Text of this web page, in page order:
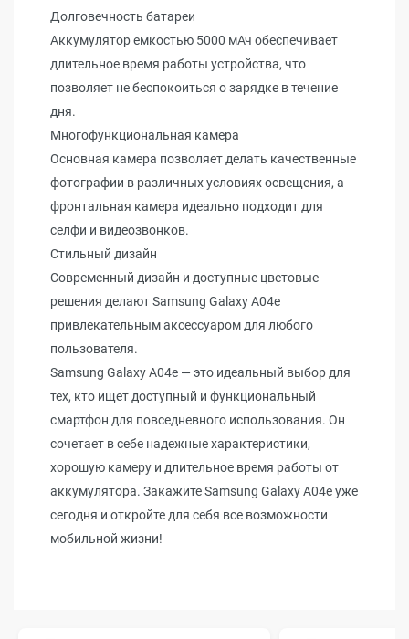
Долговечность батареи
Аккумулятор емкостью 5000 мАч обеспечивает
длительное время работы устройства, что
позволяет не беспокоиться о зарядке в течение
дня.
Многофункциональная камера
Основная камера позволяет делать качественные
фотографии в различных условиях освещения, а
фронтальная камера идеально подходит для
селфи и видеозвонков.
Стильный дизайн
Современный дизайн и доступные цветовые
решения делают Samsung Galaxy A04e
привлекательным аксессуаром для любого
пользователя.
Samsung Galaxy A04e — это идеальный выбор для
тех, кто ищет доступный и функциональный
смартфон для повседневного использования. Он
сочетает в себе надежные характеристики,
хорошую камеру и длительное время работы от
аккумулятора. Закажите Samsung Galaxy A04e уже
сегодня и откройте для себя все возможности
мобильной жизни!